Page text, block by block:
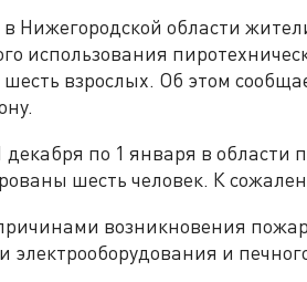
Нижегородской области
использования
взрослых. Об этом
декабря по 1 января в области
шесть человек. К
возникновения
электрооборудования и